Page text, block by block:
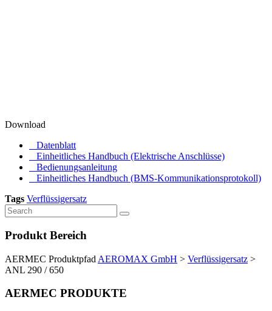
Download
Datenblatt
Einheitliches Handbuch (Elektrische Anschlüsse)
Bedienungsanleitung
Einheitliches Handbuch (BMS-Kommunikationsprotokoll)
Tags Verflüssigersatz
Produkt Bereich
AERMEC Produktpfad AEROMAX GmbH > Verflüssigersatz >
ANL 290 / 650
AERMEC PRODUKTE